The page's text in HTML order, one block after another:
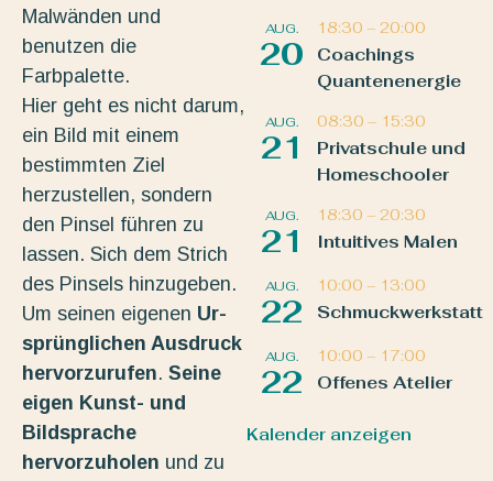
Malwänden und
benutzen die
Farbpalette.
Hier geht es nicht darum,
ein Bild mit einem
bestimmten Ziel
herzustellen, sondern
den Pinsel führen zu
lassen. Sich dem Strich
des Pinsels hinzugeben.
Um seinen eigenen Ur-
sprünglichen Ausdruck
hervorzurufen. Seine
eigen Kunst- und
Bildsprache
hervorzuholen und zu
AUG.
20
18:30 – 20:00
Coachings
Quantenenergie
AUG.
21
08:30 – 15:30
Privatschule und
Homeschooler
AUG.
21
18:30 – 20:30
Intuitives Malen
AUG.
22
10:00 – 13:00
Schmuckwerkstatt
AUG.
22
10:00 – 17:00
Offenes Atelier
Kalender anzeigen